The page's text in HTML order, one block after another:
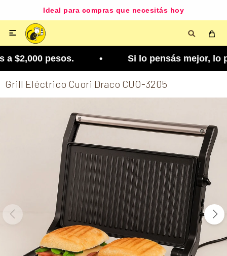
Ideal para compras que necesitás hoy

a $2,000 pesos. • Si lo pensás mejor, lo
Grill Eléctrico Cuori Draco CUO-3205